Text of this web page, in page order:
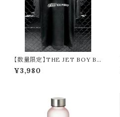
【数量限定】THE JET BOY BA
NGERZ 『YUHI ＆ AOI』 × EX
FIGHT Tシャツ
¥3,980